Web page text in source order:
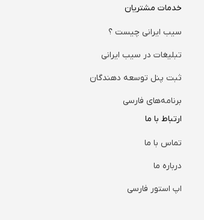
خدمات مشتریان
سیب ایرانی چیست ؟
تبلیغات در سیب ایرانی
ثبت پنل توسعه دهندگان
برنامه‌های فارسی
ارتباط با ما
تماس با ما
درباره ما
اپ استور فارسی